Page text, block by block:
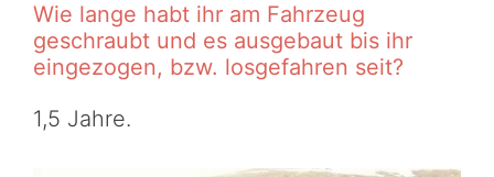
Wie lange habt ihr am Fahrzeug
geschraubt und es ausgebaut bis ihr
eingezogen, bzw. losgefahren seit?
1,5 Jahre.